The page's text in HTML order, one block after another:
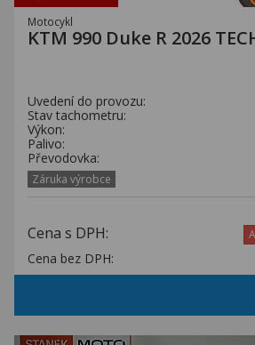
Motocykl
KTM 990 Duke R 2026
Uvedení do provozu:
Stav tachometru:
Výkon:
Palivo:
Převodovka:
Záruka výrobce
Cena s DPH:
Cena bez DPH: